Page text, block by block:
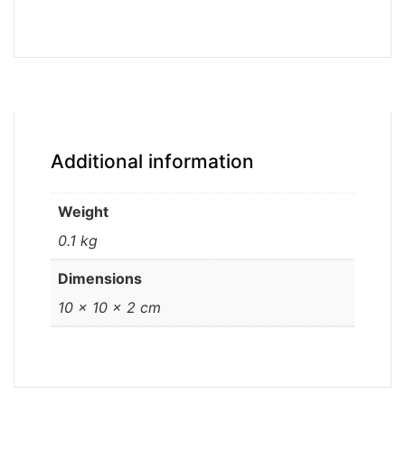
Additional information
Weight
0.1 kg
Dimensions
10 × 10 × 2 cm